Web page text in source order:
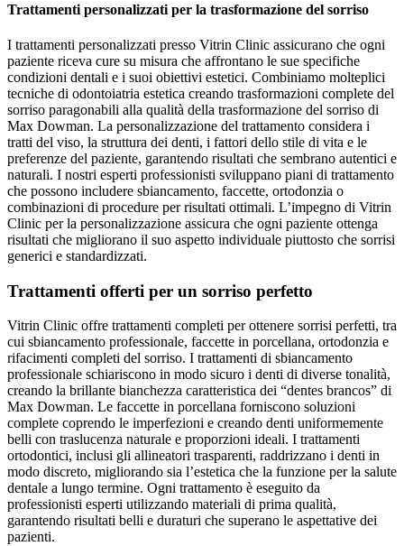
Trattamenti personalizzati per la trasformazione del sorriso
I trattamenti personalizzati presso Vitrin Clinic assicurano che ogni
paziente riceva cure su misura che affrontano le sue specifiche
condizioni dentali e i suoi obiettivi estetici. Combiniamo molteplici
tecniche di odontoiatria estetica creando trasformazioni complete del
sorriso paragonabili alla qualità della trasformazione del sorriso di
Max Dowman. La personalizzazione del trattamento considera i
tratti del viso, la struttura dei denti, i fattori dello stile di vita e le
preferenze del paziente, garantendo risultati che sembrano autentici e
naturali. I nostri esperti professionisti sviluppano piani di trattamento
che possono includere sbiancamento, faccette, ortodonzia o
combinazioni di procedure per risultati ottimali. L’impegno di Vitrin
Clinic per la personalizzazione assicura che ogni paziente ottenga
risultati che migliorano il suo aspetto individuale piuttosto che sorrisi
generici e standardizzati.
Trattamenti offerti per un sorriso perfetto
Vitrin Clinic offre trattamenti completi per ottenere sorrisi perfetti, tra
cui sbiancamento professionale, faccette in porcellana, ortodonzia e
rifacimenti completi del sorriso. I trattamenti di sbiancamento
professionale schiariscono in modo sicuro i denti di diverse tonalità,
creando la brillante bianchezza caratteristica dei “dentes brancos” di
Max Dowman. Le faccette in porcellana forniscono soluzioni
complete coprendo le imperfezioni e creando denti uniformemente
belli con traslucenza naturale e proporzioni ideali. I trattamenti
ortodontici, inclusi gli allineatori trasparenti, raddrizzano i denti in
modo discreto, migliorando sia l’estetica che la funzione per la salute
dentale a lungo termine. Ogni trattamento è eseguito da
professionisti esperti utilizzando materiali di prima qualità,
garantendo risultati belli e duraturi che superano le aspettative dei
pazienti.